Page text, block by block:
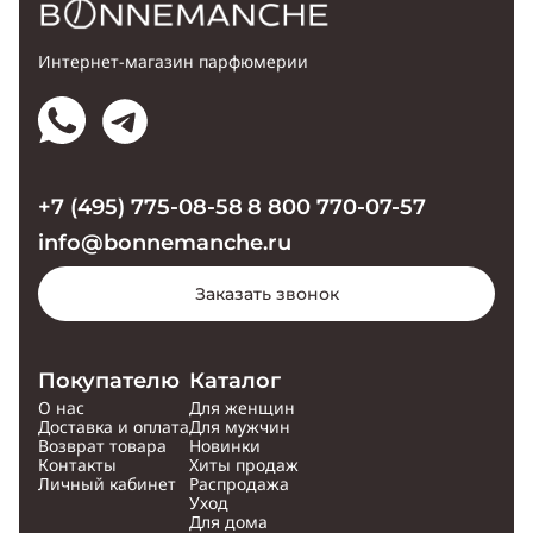
Интернет-магазин парфюмерии
Покупателю
О нас
Доставка и оплата
Возврат товара
Контакты
Личный кабинет
Каталог
Для женщин
Для мужчин
Новинки
Хиты продаж
Распродажа
Уход
Для дома
+7 (495) 775-08-58 8 800 770-07-57
info@bonnemanche.ru
Заказать звонок